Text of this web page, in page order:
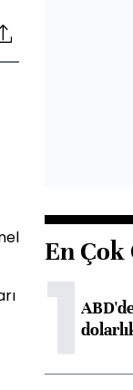
En
1